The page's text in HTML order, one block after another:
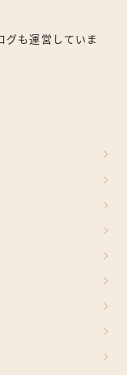
グも運営していま